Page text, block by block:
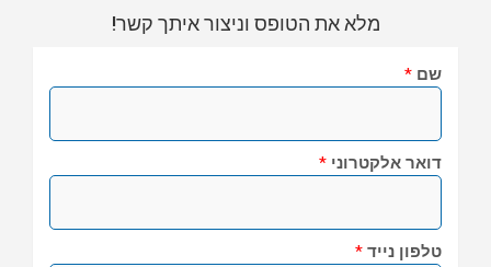
מלא את הטופס וניצור איתך קשר!
שם *
דואר אלקטרוני *
טלפון נייד *